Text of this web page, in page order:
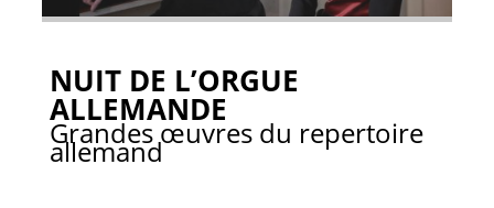
NUIT DE L’ORGUE
ALLEMANDE
Grandes œuvres du repertoire
allemand